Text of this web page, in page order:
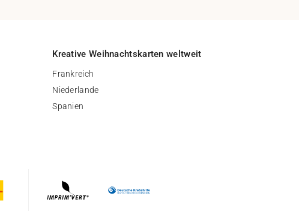
Kreative Weihnachtskarten weltweit
Frankreich
Niederlande
Spanien